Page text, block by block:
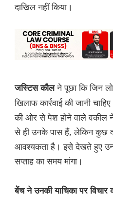
दाखिल नहीं किया।
जस्टिस कौलने पूछा कि जिन
खिलाफ कार्रवाई की जानी
की ओर से पेश होने वाले वकील
से ही उनके पास हैं, लेकिन कुछ
आवश्यकता है। इसे देखते हुए
सप्ताह का समय मांगा।
बेंच ने उनकी याचिका पर